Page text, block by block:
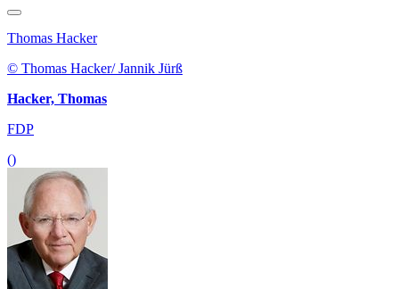
Thomas Hacker
© Thomas Hacker/ Jannik Jürß
Hacker, Thomas
FDP
()